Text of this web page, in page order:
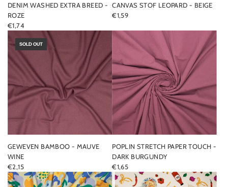
DENIM WASHED EXTRA BREED -
ROZE
€1,74
CANVAS STOF LEOPARD - BEIGE
€1,59
SOLD OUT
GEWEVEN BAMBOO - MAUVE
WINE
€2,15
POPLIN STRETCH PAPER TOUCH -
DARK BURGUNDY
€1,65